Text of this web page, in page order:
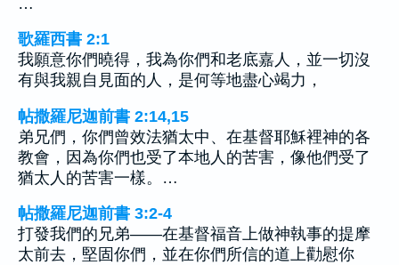
歌羅西書 2:1
我願意你們曉得，我為你們和老底嘉人，並一切沒
有與我親自見面的人，是何等地盡心竭力，
帖撒羅尼迦前書 2:14,15
弟兄們，你們曾效法猶太中、在基督耶穌裡神的各
教會，因為你們也受了本地人的苦害，像他們受了
猶太人的苦害一樣。…
帖撒羅尼迦前書 3:2-4
打發我們的兄弟——在基督福音上做神執事的提摩
太前去，堅固你們，並在你們所信的道上勸慰你